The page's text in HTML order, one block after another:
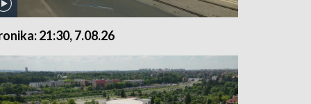
21:30, 7.08.26